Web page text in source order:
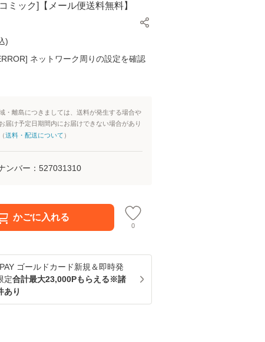
ミック]【メール便送料無料】
)
ネットワーク周りの設定を確認
・離島につきましては、送料が発生する場合や
届け予定日期間内にお届けできない場合があり
送料・配送について ）
ンバー： 527031310
かごに入れる
0
ゴールドカード新規＆即時発
定合計最大23,000Pもらえる※諸
あり